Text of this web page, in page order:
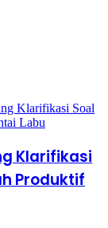
Klarifikasi
Produktif